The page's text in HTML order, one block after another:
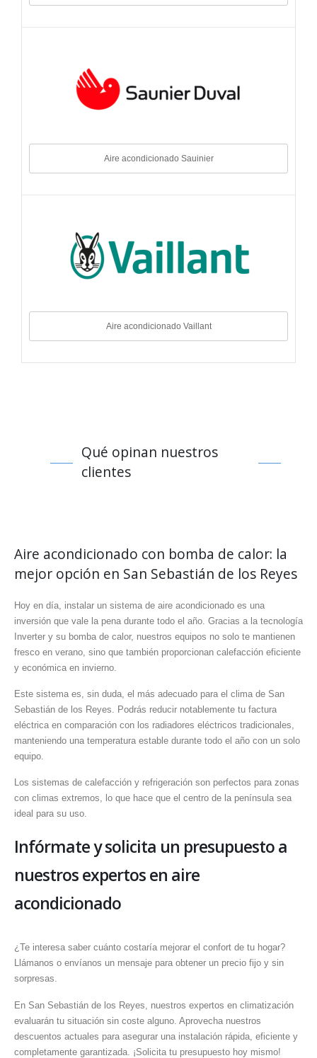
Aire acondicionado Sauinier
Aire acondicionado Vaillant
Qué opinan nuestros
clientes
Aire acondicionado con bomba de calor: la
mejor opción en San Sebastián de los Reyes
Hoy en día, instalar un sistema de aire acondicionado es una
inversión que vale la pena durante todo el año. Gracias a la tecnología
Inverter y su bomba de calor, nuestros equipos no solo te mantienen
fresco en verano, sino que también proporcionan calefacción eficiente
y económica en invierno.
Este sistema es, sin duda, el más adecuado para el clima de San
Sebastián de los Reyes. Podrás reducir notablemente tu factura
eléctrica en comparación con los radiadores eléctricos tradicionales,
manteniendo una temperatura estable durante todo el año con un solo
equipo.
Los sistemas de calefacción y refrigeración son perfectos para zonas
con climas extremos, lo que hace que el centro de la península sea
ideal para su uso.
Infórmate y solicita un presupuesto a
nuestros expertos en aire
acondicionado
¿Te interesa saber cuánto costaría mejorar el confort de tu hogar?
Llámanos o envíanos un mensaje para obtener un precio fijo y sin
sorpresas.
En San Sebastián de los Reyes, nuestros expertos en climatización
evaluarán tu situación sin coste alguno. Aprovecha nuestros
descuentos actuales para asegurar una instalación rápida, eficiente y
completamente garantizada. ¡Solicita tu presupuesto hoy mismo!